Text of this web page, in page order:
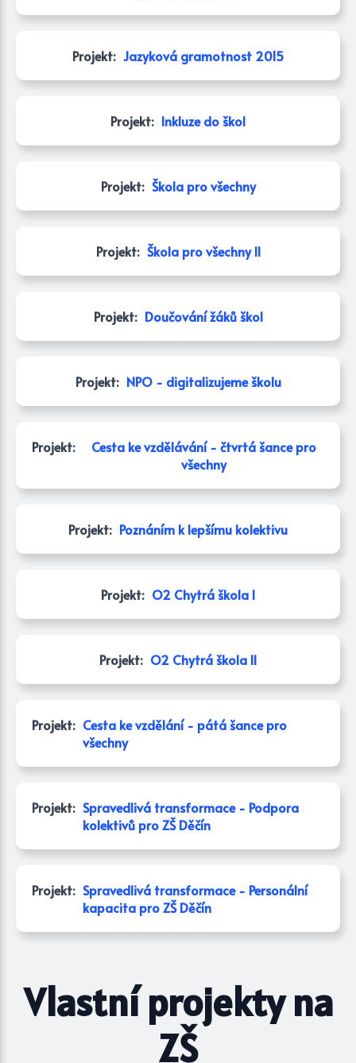
Projekt: Jazyková gramotnost 2015
Projekt: Inkluze do škol
Projekt: Škola pro všechny
Projekt: Škola pro všechny II
Projekt: Doučování žáků škol
Projekt: NPO - digitalizujeme školu
Projekt:
Cesta ke vzdělávání - čtvrtá šance pro
všechny
Projekt: Poznáním k lepšímu kolektivu
Projekt: O2 Chytrá škola I
Projekt: O2 Chytrá škola II
Projekt: Cesta ke vzdělání - pátá šance pro
všechny
Projekt: Spravedlivá transformace - Podpora
kolektivů pro ZŠ Děčín
Projekt: Spravedlivá transformace - Personální
kapacita pro ZŠ Děčín
Vlastní projekty na
ZŠ